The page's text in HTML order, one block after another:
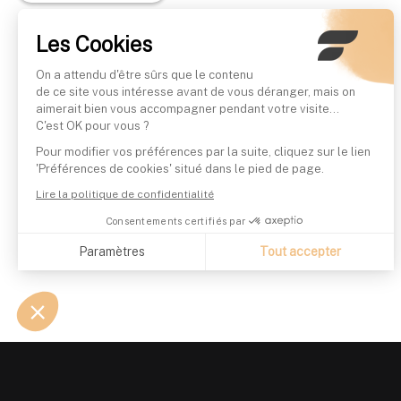
Les Cookies
On a attendu d'être sûrs que le contenu
de ce site vous intéresse avant de vous déranger, mais on
aimerait bien vous accompagner pendant votre visite...
C'est OK pour vous ?
Pour modifier vos préférences par la suite, cliquez sur le lien
'Préférences de cookies' situé dans le pied de page.
Lire la politique de confidentialité
Consentements certifiés par
Paramètres Tout accepter
Notre plateforme vous permet d'adapter et de gérer vos